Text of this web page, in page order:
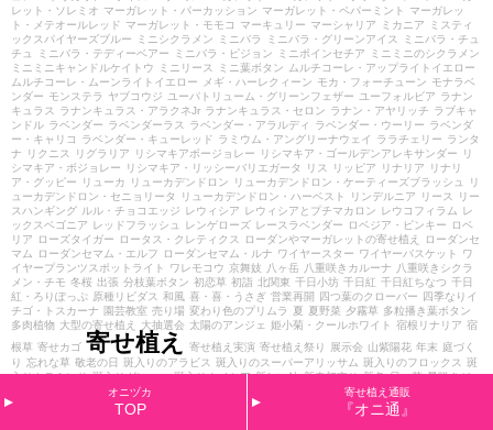
レット・ソレミオ マーガレット・パーカッション マーガレット・ペパーミント
マーガレッ
ト・メテオールレッド マーガレット・モモコ マーキュリー マーシャリア ミカニア
ミスティ
ックスパイヤーズブルー
ミニシクラメン ミニバラ ミニバラ・グリーンアイス
ミニバラ・チュ
チュ
ミニバラ・テディーベアー ミニバラ・ピジョン ミニポインセチア
ミニミニのシクラメン
ミニミニキャンドルケイトウ
ミニリース ミニ葉ボタン
ムルチコーレ・アップライトイエロー
ムルチコーレ・ムーンライトイエロー
メギ・ハーレクィーン モカ・フォーチューン モナラベ
ンダー モンステラ ヤブコウジ ユーパトリューム・グリーンフェザー ユーフォルビア ラナン
キュラス
ラナンキュラス・アラクネJr ラナンキュラス・セロン ラナン・アヤリッチ ラブキャ
ンドル ラベンダー ラベンダーラス ラベンダー・アラルディ ラベンダー・ウーリー ラベンダ
ー・キャリコ
ラベンダー・キューレッド ラミウム・アングリーナウェイ ララチェリー ランタ
ナ
リクニス リグラリア リシマキアボージョレー リシマキア・ゴールデンアレキサンダー
リ
シマキア・ボジョレー
リシマキア・リッシーバリエガータ リス リッピア リナリア
リナリ
ア・グッピー
リューカ リューカデンドロン リューカデンドロン・ケーティーズブラッシュ
リ
ューカデンドロン・セニョリータ
リューカデンドロン・ハーベスト リンデルニア リース
リー
スハンギング ルル・チョコエッジ レウィシア レウィシアとプチマカロン レウコフィラム レ
ックスベゴニア レッドフラッシュ レンゲローズ レースラベンダー ロベジア・ピンキー
ロベ
リア
ローズタイガー ロータス・クレティクス ローダンやマーガレットの寄せ植え
ローダンセ
マム
ローダンセマム・エルフ ローダンセマム・ルナ ワイヤースター ワイヤーバスケット
ワ
イヤープランツスポットライト
ワレモコウ 京舞妓 八ヶ岳 八重咲きカルーナ
八重咲きシクラ
メン・チモ 冬桜 出張 分枝葉ボタン 初恋草 初詣 北関東 千日小坊 千日紅 千日紅ちなつ 千日
紅・ろりぽっぷ 原種リビダス 和風 喜・喜・うさぎ 営業再開 四つ葉のクローバー 四季なりイ
チゴ・トスカーナ
園芸教室 売り場 変わり色のプリムラ 夏 夏野菜 夕霧草 多粒播き葉ボタン
多肉植物 大型の寄せ植え 大抽選会 太陽のアンジェ 姫小菊・クールホワイト 宿根リナリア 宿
根草 寄せカゴ 寄せ植え 寄せ植え実演 寄せ植え祭り 展示会 山紫陽花 年末 庭づく
り 忘れな草 敬老の日 斑入りのアラビス 斑入りのスーパーアリッサム 斑入りのフロックス 斑
入りカラミンサ 斑入りグレコマ 斑入りネメシア 新しい鉢 新春初売り 新色 日々草 星咲きジュ
晴れの日のパル 木漏れ日のクウ 朱鷺茜 桐生ビオラ
森の妖精
植え替え体験 植え込みのお仕事 横浜セレクション 歌姫 水仙 渋谷園芸
秋バラフェア
オニヅカ
TOP
寄せ植え通販
『オニ通』